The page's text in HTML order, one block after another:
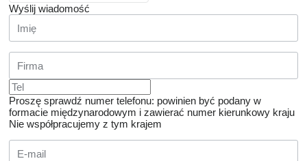
Wyślij wiadomość
Proszę sprawdź numer telefonu: powinien być podany w
formacie międzynarodowym i zawierać numer kierunkowy kraju
Nie współpracujemy z tym krajem